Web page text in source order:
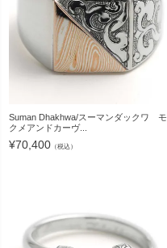
Suman Dhakhwa/スーマンダックワ モ
クメアンドカーヴ...
¥70,400 （税込）